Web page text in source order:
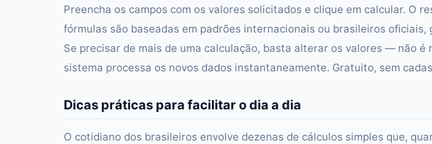
Preencha os campos com os valores solicitados e clique em calcular. O
fórmulas são baseadas em padrões internacionais ou brasileiros
Se precisar de mais de uma calculação, basta alterar os valores — não é
sistema processa os novos dados instantaneamente. Gratuito, sem
Dicas práticas para facilitar o dia a dia
O cotidiano dos brasileiros envolve dezenas de cálculos simples que,